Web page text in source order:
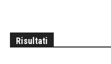
Risultati